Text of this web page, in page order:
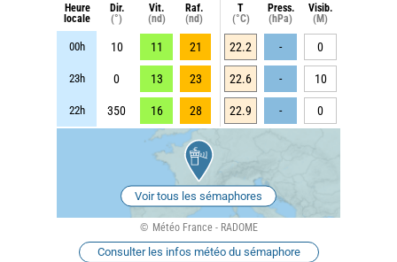
Heure
locale
Dir.
(°)
Vit.
(nd)
Raf.
(nd)
T
(°C)
Press.
(hPa)
Visib.
(M)
00h 10 11 21 22.2 - 0
23h 0 13 23 22.6 - 10
22h 350 16 28 22.9 - 0
Voir tous les sémaphores
Météo France - RADOME
Consulter les infos météo du sémaphore